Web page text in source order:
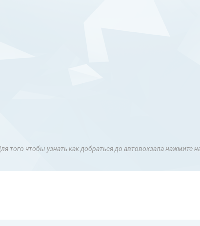
того чтобы узнать как добраться до автовокзала нажмите